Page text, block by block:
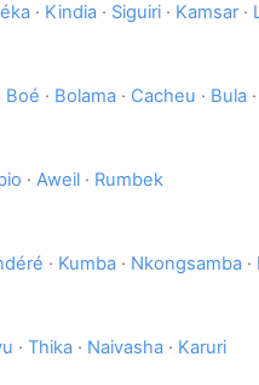
· Kindia · Siguiri · Kamsar·
Boé · Bolama · Cacheu · Bula ·
· Aweil · Rumbek
· Kumba · Nkongsamba ·
· Thika · Naivasha · Karuri